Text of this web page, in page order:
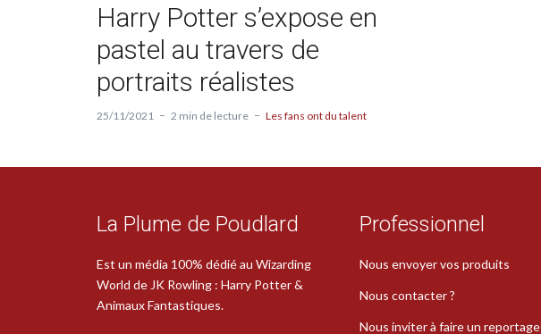
Harry Potter s’expose en
pastel au travers de
portraits réalistes
25/11/2021 2 min de lecture Les fans ont du talent
La Plume de Poudlard
Est un média 100% dédié au Wizarding
World de JK Rowling : Harry Potter &
Animaux Fantastiques.
Professionnel
Nous envoyer vos produits
Nous contacter ?
Nous inviter à faire un reportage